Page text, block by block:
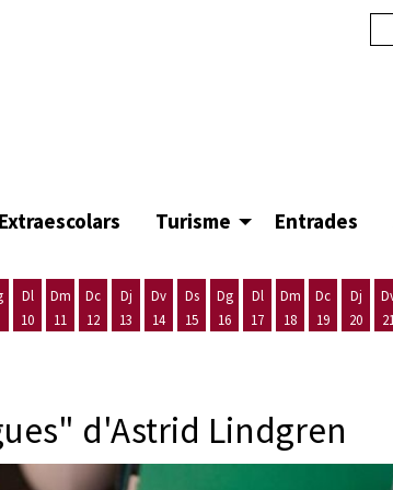
Extraescolars Turisme Entrades
Dl
10
Dm
11
Dc
12
Dj
13
Dv
14
Ds
15
Dg
16
Dl
17
Dm
18
Dc
19
Dj
20
d'Astrid Lindgren